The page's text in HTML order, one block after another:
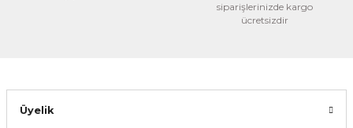
siparişlerinizde kargo
ücretsizdir
Üyelik